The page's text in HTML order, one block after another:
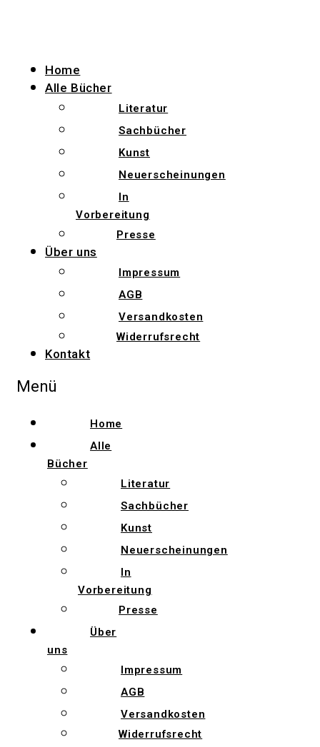
Home
Alle Bücher
Literatur
Sachbücher
Kunst
Neuerscheinungen
In
Vorbereitung
Presse
Über uns
Impressum
AGB
Versandkosten
Widerrufsrecht
Kontakt
Menü
Home
Alle
Bücher
Literatur
Sachbücher
Kunst
Neuerscheinungen
In
Vorbereitung
Presse
Über
uns
Impressum
AGB
Versandkosten
Widerrufsrecht